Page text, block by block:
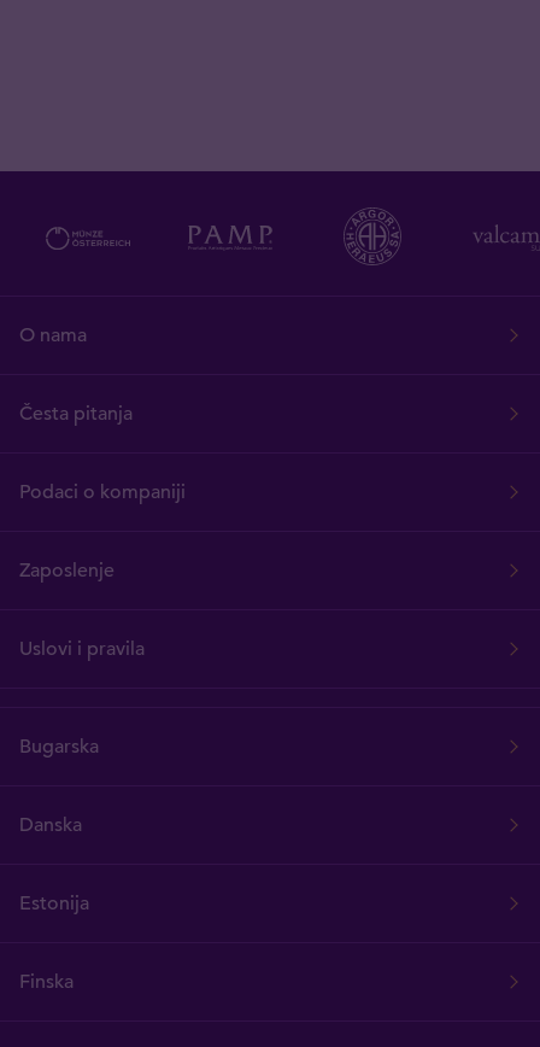
O nama
Česta pitanja
Podaci o kompaniji
Zaposlenje
Uslovi i pravila
Bugarska
Danska
Estonija
Finska